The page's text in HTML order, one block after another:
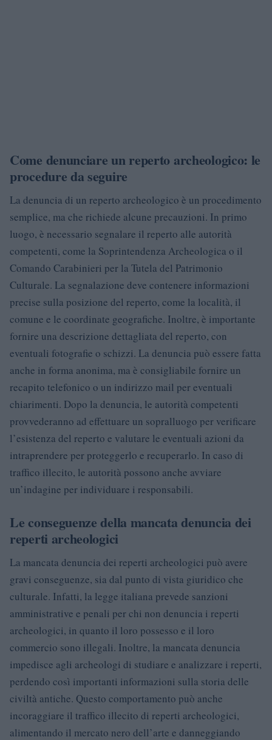
Come denunciare un reperto archeologico: le
procedure da seguire
La denuncia di un reperto archeologico è un procedimento
semplice, ma che richiede alcune precauzioni. In primo
luogo, è necessario segnalare il reperto alle autorità
competenti, come la Soprintendenza Archeologica o il
Comando Carabinieri per la Tutela del Patrimonio
Culturale. La segnalazione deve contenere informazioni
precise sulla posizione del reperto, come la località, il
comune e le coordinate geografiche. Inoltre, è importante
fornire una descrizione dettagliata del reperto, con
eventuali fotografie o schizzi. La denuncia può essere fatta
anche in forma anonima, ma è consigliabile fornire un
recapito telefonico o un indirizzo mail per eventuali
chiarimenti. Dopo la denuncia, le autorità competenti
provvederanno ad effettuare un sopralluogo per verificare
l’esistenza del reperto e valutare le eventuali azioni da
intraprendere per proteggerlo e recuperarlo. In caso di
traffico illecito, le autorità possono anche avviare
un’indagine per individuare i responsabili.
Le conseguenze della mancata denuncia dei
reperti archeologici
La mancata denuncia dei reperti archeologici può avere
gravi conseguenze, sia dal punto di vista giuridico che
culturale. Infatti, la legge italiana prevede sanzioni
amministrative e penali per chi non denuncia i reperti
archeologici, in quanto il loro possesso e il loro
commercio sono illegali. Inoltre, la mancata denuncia
impedisce agli archeologi di studiare e analizzare i reperti,
perdendo così importanti informazioni sulla storia delle
civiltà antiche. Questo comportamento può anche
incoraggiare il traffico illecito di reperti archeologici,
alimentando il mercato nero dell’arte e danneggiando